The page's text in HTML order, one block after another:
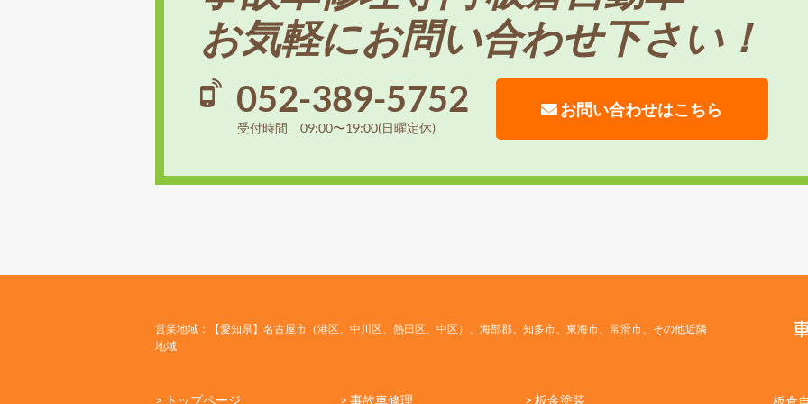
お気軽にお問い合わせ下さい！
052-389-5752
受付時間 09:00〜19:00(日曜定休)
お問い合わせはこちら
営業地域：【愛知県】名古屋市（港区、中川区、熱田区、中区）、海部郡、知多市、東海市、常滑市、その他近隣
地域
> トップページ > 事故車修理 > 板金塗装 板倉